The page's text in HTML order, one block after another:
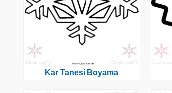
Kar Tanesi Boyama